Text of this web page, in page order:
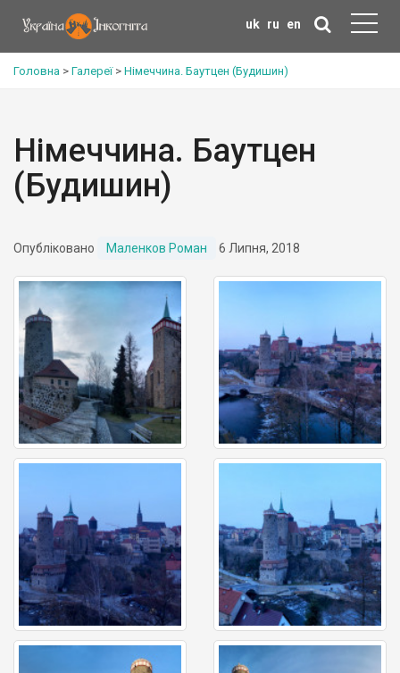
uk ru en
Головна > Галереї> Німеччина. Баутцен (Будишин)
Німеччина. Баутцен
(Будишин)
Опубліковано Маленков Роман 6 Липня, 2018